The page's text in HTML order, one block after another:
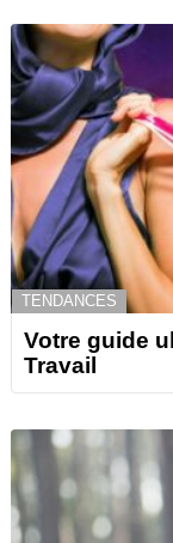
TENDANCES
Votre guide
Travail